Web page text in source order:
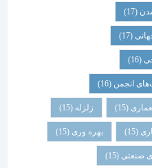
(16)
زلزله
بهره وری(15)
(15)